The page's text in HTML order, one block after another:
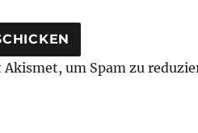
Akismet, um Spam zu